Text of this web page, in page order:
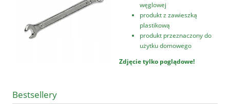
węglowej
produkt z zawieszką
plastikową
produkt przeznaczony do
użytku domowego
Zdjęcie tylko poglądowe!
Bestsellery